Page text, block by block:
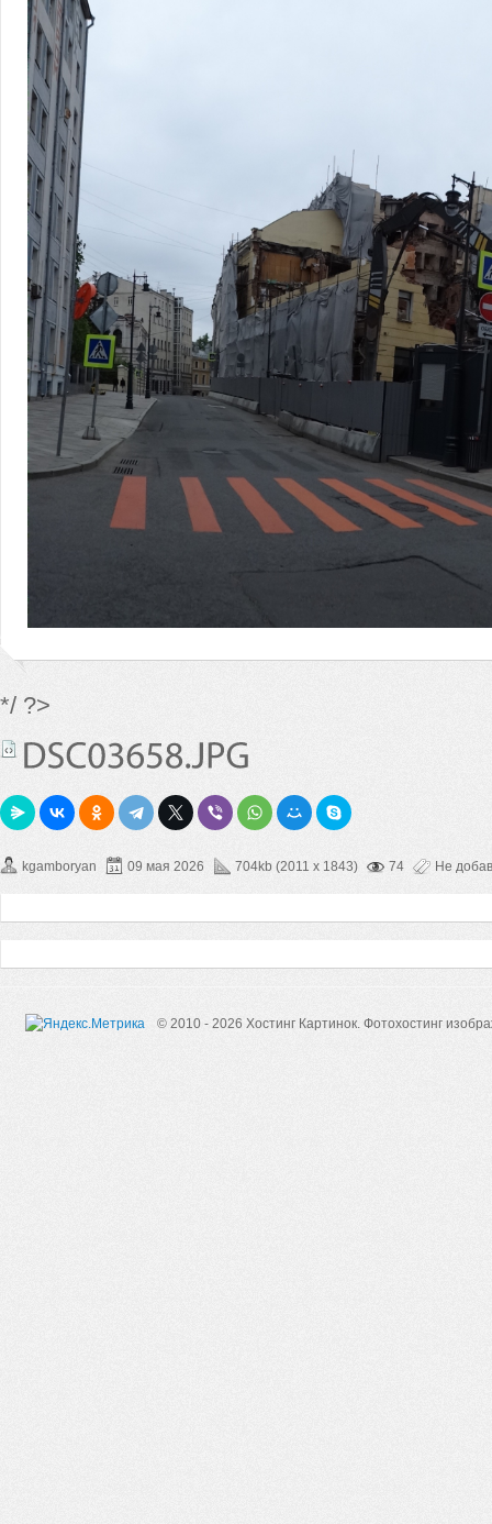
*/ ?>
kgamboryan 09 мая 2026 704kb (2011 x 1843) 74 Не
© 2010 - 2026 Хостинг Картинок. Фотохостинг